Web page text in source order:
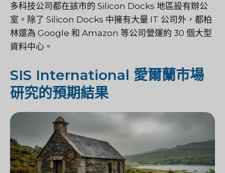
多科技公司都在該市的 Silicon Docks 地區設有辦公
室。除了 Silicon Docks 中擁有大量 IT 公司外，都柏
林還為 Google 和 Amazon 等公司營運約 30 個大型
資料中心。
SIS International 愛爾蘭市場
研究的預期結果